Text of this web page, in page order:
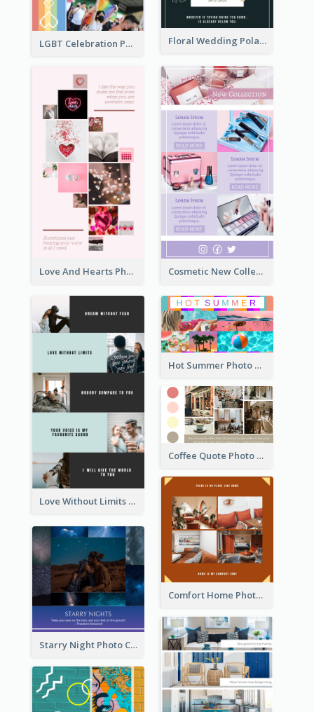
Floral Wedding Polaroid Photo Collage
LGBT Celebration Photo Collage
Love And Hearts Photo Collage Cosmetic New Collection Photo Collage
Love Without Limits Photo Collage
Hot Summer Photo Collage
Coffee Quote Photo Collage
Comfort Home Photo Collage
Starry Night Photo Collage